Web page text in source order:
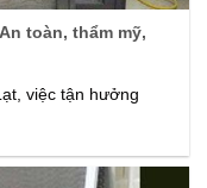
toàn, thẩm mỹ,
việc tận hưởng